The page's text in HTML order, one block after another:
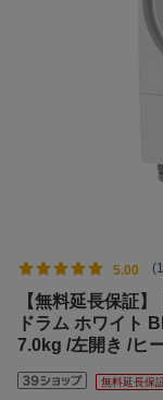
5.00
【無料延長保証
ドラム ホワイト
7.0kg /左開き /ヒ
無料延長保